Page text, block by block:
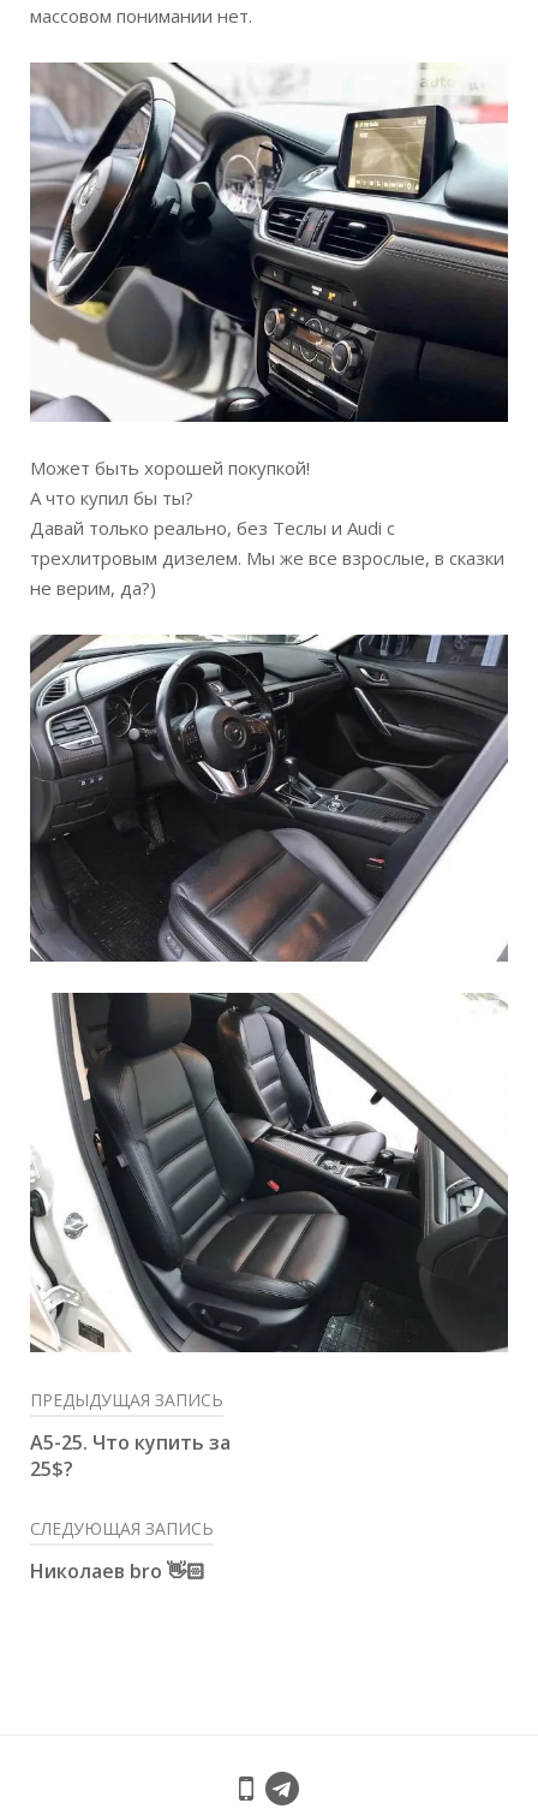
массовом понимании нет.
Может быть хорошей покупкой!
А что купил бы ты?
Давай только реально, без Теслы и Audi с
трехлитровым дизелем. Мы же все взрослые, в сказки
не верим, да?)
ПРЕДЫДУЩАЯ ЗАПИСЬ
A5-25. Что купить за
25$?
СЛЕДУЮЩАЯ ЗАПИСЬ
Николаев bro 👋🏻